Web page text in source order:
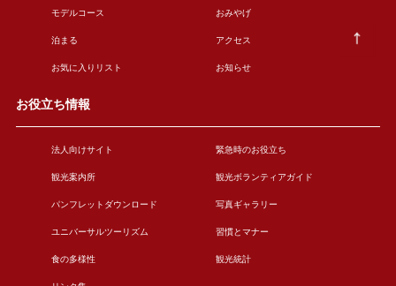
モデルコース おみやげ
泊まる アクセス
お気に入りリスト お知らせ
お役立ち情報
法人向けサイト 緊急時のお役立ち
観光案内所 観光ボランティアガイド
パンフレットダウンロード 写真ギャラリー
ユニバーサルツーリズム 習慣とマナー
食の多様性 観光統計